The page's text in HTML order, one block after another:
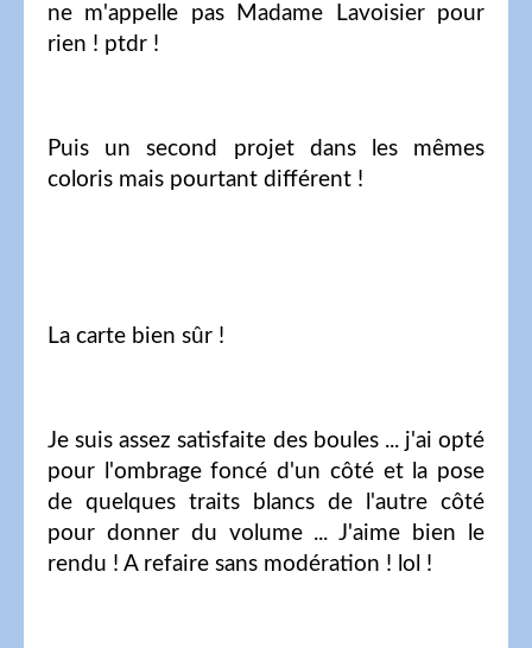
ne m'appelle pas Madame Lavoisier pour
rien ! ptdr !
Puis un second projet dans les mêmes
coloris mais pourtant différent !
La carte bien sûr !
Je suis assez satisfaite des boules ... j'ai opté
pour l'ombrage foncé d'un côté et la pose
de quelques traits blancs de l'autre côté
pour donner du volume ... J'aime bien le
rendu ! A refaire sans modération ! lol !